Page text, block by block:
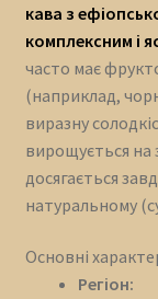
кава з
комплексним і
часто має
(наприклад,
виразну
вирощується на
досягається
натуральному
Основні
Регіон: